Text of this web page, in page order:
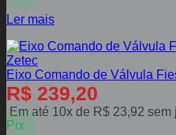
Ler mais
Eixo Comando de Válvula
R$ 239,20
Em até 10x de R$ 23,92 sem
Pix